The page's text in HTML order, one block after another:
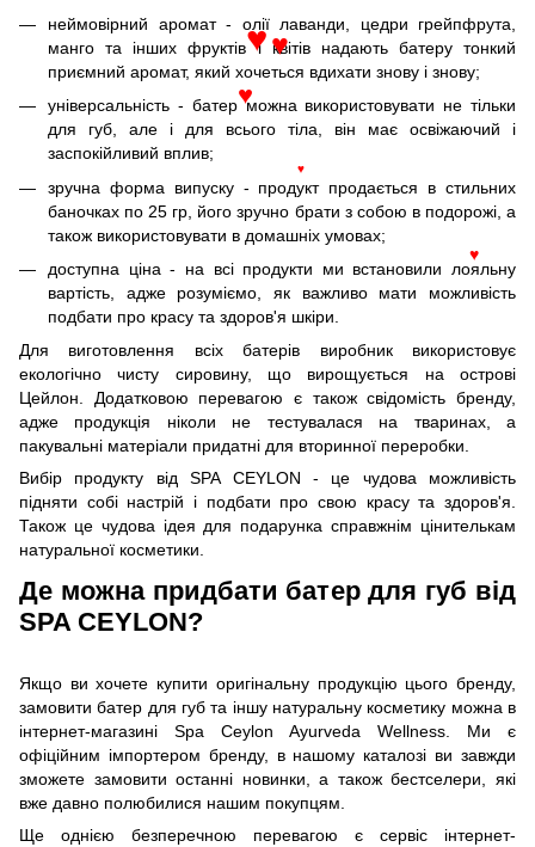
неймовірний аромат - олії лаванди, цедри грейпфрута,
манго та інших фруктів і квітів надають батеру тонкий
приємний аромат, який хочеться вдихати знову і знову;
універсальність - батер можна використовувати не тільки
для губ, але і для всього тіла, він має освіжаючий і
заспокійливий вплив;
зручна форма випуску - продукт продається в стильних
баночках по 25 гр, його зручно брати з собою в подорожі, а
також використовувати в домашніх умовах;
доступна ціна - на всі продукти ми встановили лояльну
вартість, адже розуміємо, як важливо мати можливість
подбати про красу та здоров'я шкіри.
Для виготовлення всіх батерів виробник використовує
екологічно чисту сировину, що вирощується на острові
Цейлон. Додатковою перевагою є також свідомість бренду,
адже продукція ніколи не тестувалася на тваринах, а
пакувальні матеріали придатні для вторинної переробки.
Вибір продукту від SPA CEYLON - це чудова можливість
підняти собі настрій і подбати про свою красу та здоров'я.
Також це чудова ідея для подарунка справжнім цінителькам
натуральної косметики.
Де можна придбати батер для губ від
SPA CEYLON?
Якщо ви хочете купити оригінальну продукцію цього бренду,
замовити батер для губ та іншу натуральну косметику можна в
інтернет-магазині Spa Ceylon Ayurveda Wellness. Ми є
офіційним імпортером бренду, в нашому каталозі ви завжди
зможете замовити останні новинки, а також бестселери, які
вже давно полюбилися нашим покупцям.
Ще однією безперечною перевагою є сервіс інтернет-
♥
♥
♥
♥ ♥